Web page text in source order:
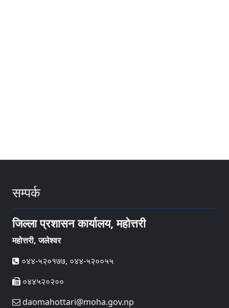
सम्पर्क
जिल्ला प्रशासन कार्यालय, महोत्तरी
महोत्तरी, जलेश्वर
०४४-५२०१७७, ०४४-५२००५५
०४४५२०२००
daomahottari@moha.gov.np